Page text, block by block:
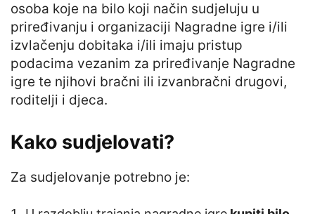
osoba koje na bilo koji način sudjeluju u
priređivanju i organizaciji Nagradne igre i/ili
izvlačenju dobitaka i/ili imaju pristup
podacima vezanim za priređivanje Nagradne
igre te njihovi bračni ili izvanbračni drugovi,
roditelji i djeca.
Kako sudjelovati?
Za sudjelovanje potrebno je: